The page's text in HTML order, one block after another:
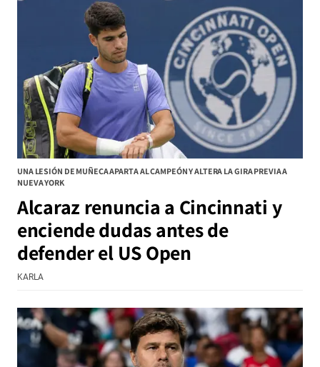
UNA LESIÓN DE MUÑECA APARTA AL CAMPEÓN Y ALTERA LA GIRA PREVIA A
NUEVA YORK
Alcaraz renuncia a Cincinnati y
enciende dudas antes de
defender el US Open
KARLA